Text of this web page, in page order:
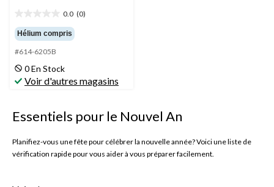
0.0 (0)
étoile(s)
sur
5.
Hélium compris
#614-6205B
0 En Stock
Voir d'autres magasins
Essentiels pour le Nouvel An
Planifiez-vous une fête pour célébrer la nouvelle année? Voici une liste de
vérification rapide pour vous aider à vous préparer facilement.